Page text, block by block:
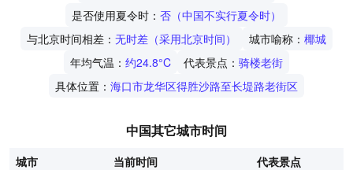
是否使用夏令时： 否（中国不实行夏令时）
与北京时间相差： 无时差（采用北京时间） 城市喻称： 椰城
年均气温： 约24.8°C 代表景点： 骑楼老街
具体位置： 海口市龙华区得胜沙路至长堤路老街区
中国其它城市时间
城市 当前时间
代表景点